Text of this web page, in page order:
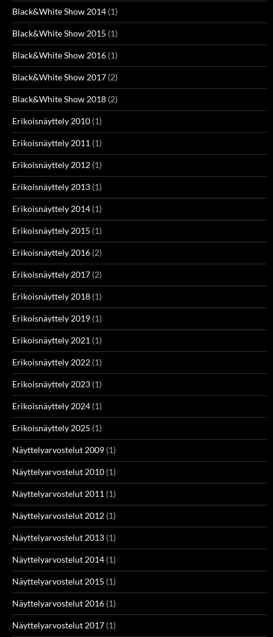
Black&White Show 2014 (1)
Black&White Show 2015 (1)
Black&White Show 2016 (1)
Black&White Show 2017 (2)
Black&White Show 2018 (2)
Erikoisnäyttely 2010 (1)
Erikoisnäyttely 2011 (1)
Erikoisnäyttely 2012 (1)
Erikoisnäyttely 2013 (1)
Erikoisnäyttely 2014 (1)
Erikoisnäyttely 2015 (1)
Erikoisnäyttely 2016 (2)
Erikoisnäyttely 2017 (2)
Erikoisnäyttely 2018 (1)
Erikoisnäyttely 2019 (1)
Erikoisnäyttely 2021 (1)
Erikoisnäyttely 2022 (1)
Erikoisnäyttely 2023 (1)
Erikoisnäyttely 2024 (1)
Erikoisnäyttely 2025 (1)
Näyttelyarvostelut 2009 (1)
Näyttelyarvostelut 2010 (1)
Näyttelyarvostelut 2011 (1)
Näyttelyarvostelut 2012 (1)
Näyttelyarvostelut 2013 (1)
Näyttelyarvostelut 2014 (1)
Näyttelyarvostelut 2015 (1)
Näyttelyarvostelut 2016 (1)
Näyttelyarvostelut 2017 (1)